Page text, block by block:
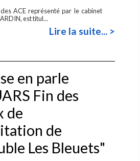
ACE représenté par le cabinet
est titul...
Lire la suite... >
en parle
Fin des
de
de
Les Bleuets"